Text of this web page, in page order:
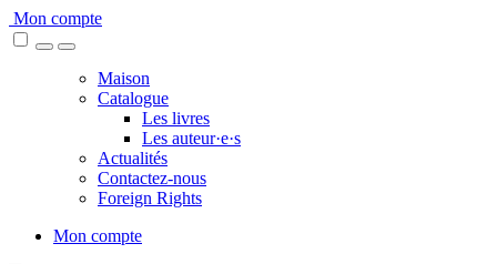
Skip
to
Mon compte
Maison
Catalogue
Les livres
Les auteur·e·s
Actualités
Contactez-nous
Foreign Rights
Mon compte